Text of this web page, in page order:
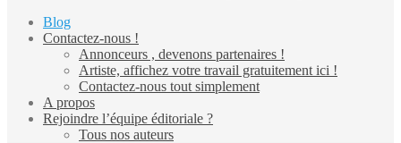
Blog
Contactez-nous !
Annonceurs , devenons partenaires !
Artiste, affichez votre travail gratuitement ici !
Contactez-nous tout simplement
A propos
Rejoindre l’équipe éditoriale ?
Tous nos auteurs